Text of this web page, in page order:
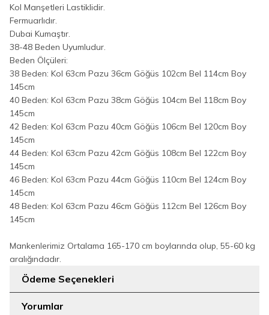
Kol Manşetleri Lastiklidir.
Fermuarlıdır.
Dubai Kumaştır.
38-48 Beden Uyumludur.
Beden Ölçüleri:
38 Beden: Kol 63cm Pazu 36cm Göğüs 102cm Bel 114cm Boy
145cm
40 Beden: Kol 63cm Pazu 38cm Göğüs 104cm Bel 118cm Boy
145cm
42 Beden: Kol 63cm Pazu 40cm Göğüs 106cm Bel 120cm Boy
145cm
44 Beden: Kol 63cm Pazu 42cm Göğüs 108cm Bel 122cm Boy
145cm
46 Beden: Kol 63cm Pazu 44cm Göğüs 110cm Bel 124cm Boy
145cm
48 Beden: Kol 63cm Pazu 46cm Göğüs 112cm Bel 126cm Boy
145cm
Mankenlerimiz Ortalama 165-170 cm boylarında olup, 55-60 kg
aralığındadır.
Ödeme Seçenekleri
Yorumlar